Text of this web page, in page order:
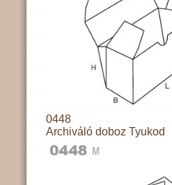
0448
Archiváló doboz Tyukod